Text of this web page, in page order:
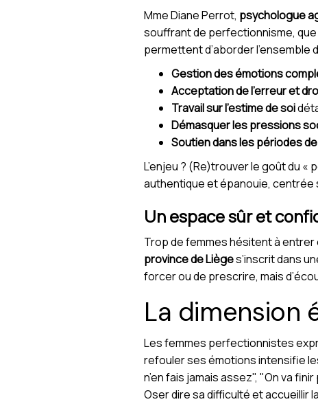
Mme Diane Perrot, psychologue
souffrant de perfectionnisme,
permettent d’aborder
Gestion des émotions
Acceptation de l’erreur et
Travail sur l’estime de soi
Démasquer les pressions
Soutien dans les périodes
L’enjeu ? (Re)trouver le goût du
authentique et épanouie,
Un espace sûr et
Trop de femmes hésitent à entrer
province de Lièges’inscrit dans
forcer ou de prescrire, mais
La dimension
Les femmes perfectionnistes
refouler ses émotions intensifie
n’en fais jamais assez", "On va
Oser dire sa difficulté et accueillir